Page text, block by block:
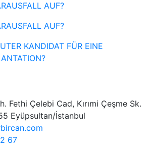
AUF?
AUF?
KANDIDAT FÜR EINE
Fethi Çelebi Cad, Kırımi Çeşme Sk.
Eyüpsultan/İstanbul
67